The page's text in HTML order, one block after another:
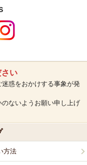
い
惑をおかけする事象が発
ないようお願い申し上げ
方法